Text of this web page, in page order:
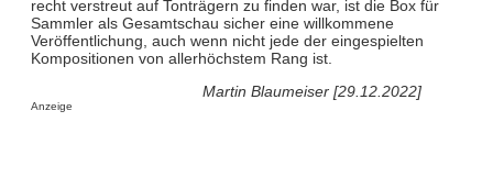
recht verstreut auf Tonträgern zu finden war, ist die Box für
Sammler als Gesamtschau sicher eine willkommene
Veröffentlichung, auch wenn nicht jede der eingespielten
Kompositionen von allerhöchstem Rang ist.
Martin Blaumeiser [29.12.2022]
Anzeige